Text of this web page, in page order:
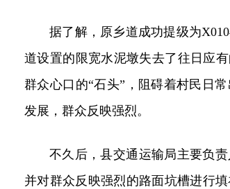
据了解，原乡道成功提级为
道设置的限宽水泥墩失去了往日应
群众心口的“石头”，阻碍着村民日
发展，群众反映强烈。
不久后，县交通运输局主要负
并对群众反映强烈的路面坑槽进行